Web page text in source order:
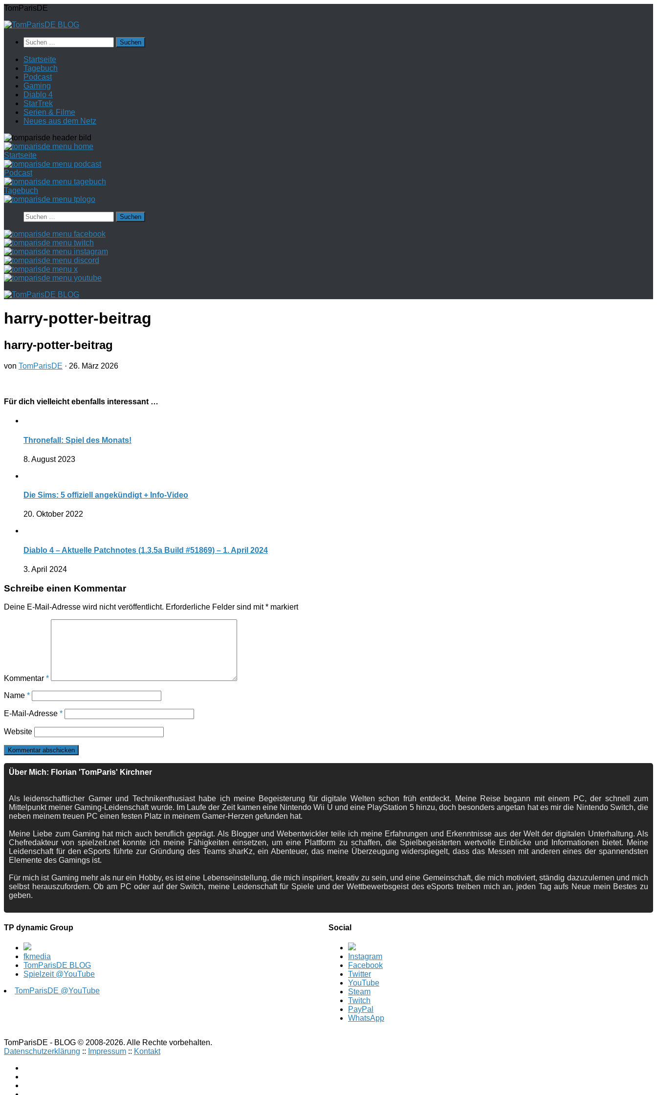
Zum
springen
TomParisDE
Suchen
nach:
Startseite
Tagebuch
Podcast
Gaming
Diablo 4
StarTrek
Serien & Filme
Neues aus dem Netz
Startseite
Podcast
Tagebuch
Suchen
nach:
harry-potter-beitrag
harry-potter-beitrag
von TomParisDE · 26. März 2026
Für dich vielleicht ebenfalls interessant …
Thronefall: Spiel des Monats!
8. August 2023
Die Sims: 5 offiziell angekündigt + Info-Video
20. Oktober 2022
Diablo 4 – Aktuelle Patchnotes (1.3.5a Build #51869) – 1. April 2024
3. April 2024
Schreibe einen Kommentar
Deine E-Mail-Adresse wird nicht veröffentlicht. Erforderliche Felder sind mit* markiert
Kommentar *
Name *
E-Mail-Adresse *
Website
Über Mich: Florian 'TomParis' Kirchner
Als leidenschaftlicher Gamer und Technikenthusiast habe ich meine Begeisterung für digitale Welten schon früh entdeckt. Meine Reise begann mit einem PC, der schnell zum
Mittelpunkt meiner Gaming-Leidenschaft wurde. Im Laufe der Zeit kamen eine Nintendo Wii U und eine PlayStation 5 hinzu, doch besonders angetan hat es mir die Nintendo Switch, die
neben meinem treuen PC einen festen Platz in meinem Gamer-Herzen gefunden hat.
Meine Liebe zum Gaming hat mich auch beruflich geprägt. Als Blogger und Webentwickler teile ich meine Erfahrungen und Erkenntnisse aus der Welt der digitalen Unterhaltung. Als
Chefredakteur von spielzeit.net konnte ich meine Fähigkeiten einsetzen, um eine Plattform zu schaffen, die Spielbegeisterten wertvolle Einblicke und Informationen bietet. Meine
Leidenschaft für den eSports führte zur Gründung des Teams sharKz, ein Abenteuer, das meine Überzeugung widerspiegelt, dass das Messen mit anderen eines der spannendsten
Elemente des Gamings ist.
Für mich ist Gaming mehr als nur ein Hobby, es ist eine Lebenseinstellung, die mich inspiriert, kreativ zu sein, und eine Gemeinschaft, die mich motiviert, ständig dazuzulernen und mich
selbst herauszufordern. Ob am PC oder auf der Switch, meine Leidenschaft für Spiele und der Wettbewerbsgeist des eSports treiben mich an, jeden Tag aufs Neue mein Bestes zu
geben.
TP dynamic Group
fkmedia
TomParisDE BLOG
Spielzeit @YouTube
TomParisDE @YouTube
Social
Instagram
Facebook
Twitter
YouTube
Steam
Twitch
PayPal
WhatsApp
TomParisDE - BLOG © 2008-2026. Alle Rechte vorbehalten.
Datenschutzerklärung :: Impressum :: Kontakt